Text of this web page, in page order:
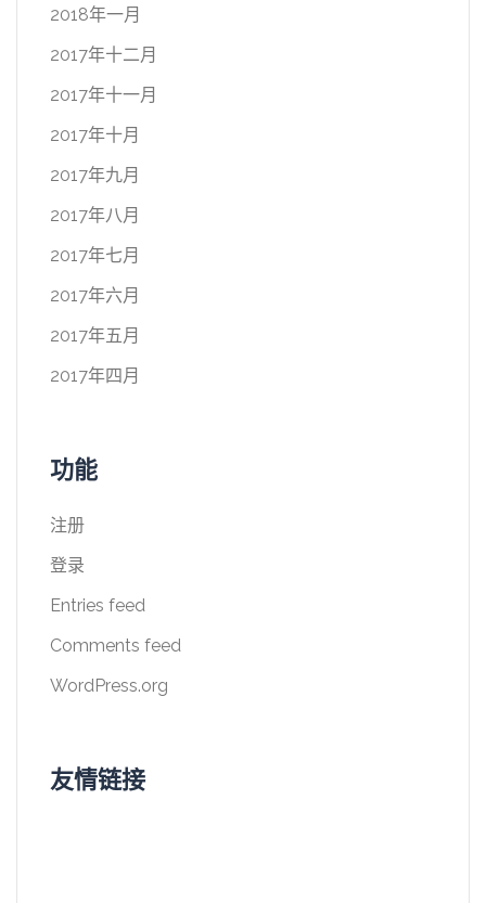
2018年一月
2017年十二月
2017年十一月
2017年十月
2017年九月
2017年八月
2017年七月
2017年六月
2017年五月
2017年四月
功能
注册
登录
Entries feed
Comments feed
WordPress.org
友情链接